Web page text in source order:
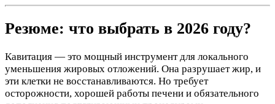
Резюме: что выбрать в 2026 году?
Кавитация — это мощный инструмент для локального
уменьшения жировых отложений. Она разрушает жир, и
эти клетки не восстанавливаются. Но требует
осторожности, хорошей работы печени и обязательного